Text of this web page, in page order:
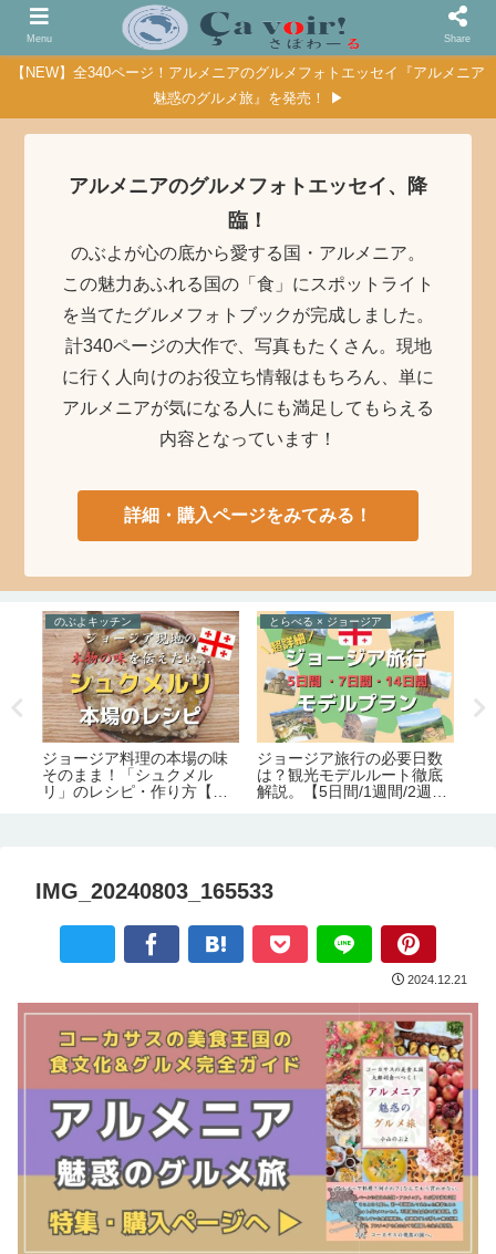
【NEW】全340ページ！アルメニアのグルメフォトエッセイ『アルメニア
魅惑のグルメ旅』を発売！ ▶
アルメニアのグルメフォトエッセイ、降
臨！
のぶよが心の底から愛する国・アルメニア。
この魅力あふれる国の「食」にスポットライト
を当てたグルメフォトブックが完成しました。
計340ページの大作で、写真もたくさん。現地
に行く人向けのお役立ち情報はもちろん、単に
アルメニアが気になる人にも満足してもらえる
内容となっています！
詳細・購入ページをみてみる！
のぶよキッチン
ジョージア料理の本場の味
そのまま！「シュクメル
リ」のレシピ・作り方【の
とらべる × ジョージア
ジョージア旅行の必要日数
は？観光モデルルート徹底
解説。【5日間/1週間/2週
IMG_20240803_165533
2024.12.21
Menu Share